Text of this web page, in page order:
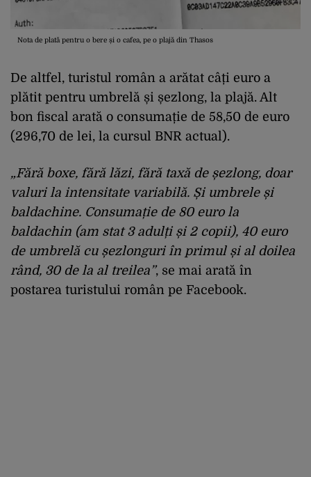
Nota de plată pentru o bere și o cafea, pe o plajă din Thasos
De altfel, turistul român a arătat câți euro a
plătit pentru umbrelă și șezlong, la plajă. Alt
bon fiscal arată o consumație de 58,50 de euro
(296,70 de lei, la cursul BNR actual).
„Fără boxe, fără lăzi, fără taxă de șezlong, doar
valuri la intensitate variabilă. Și umbrele și
baldachine. Consumație de 80 euro la
baldachin (am stat 3 adulți și 2 copii), 40 euro
de umbrelă cu șezlonguri în primul și al doilea
rând, 30 de la al treilea”, se mai arată în
postarea turistului român pe Facebook.